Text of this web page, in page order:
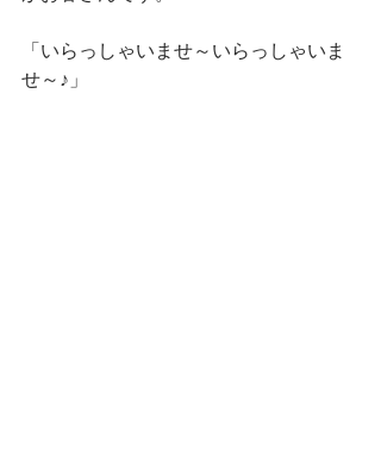
「いらっしゃいませ～いらっしゃいま
せ～♪」